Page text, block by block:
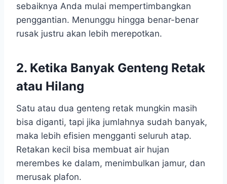
sebaiknya Anda mulai mempertimbangkan
penggantian. Menunggu hingga benar-benar
rusak justru akan lebih merepotkan.
2. Ketika Banyak Genteng Retak
atau Hilang
Satu atau dua genteng retak mungkin masih
bisa diganti, tapi jika jumlahnya sudah banyak,
maka lebih efisien mengganti seluruh atap.
Retakan kecil bisa membuat air hujan
merembes ke dalam, menimbulkan jamur, dan
merusak plafon.